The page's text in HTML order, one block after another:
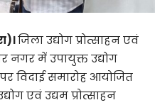
जिला उद्योग प्रोत्साहन एवं
नगर में उपायुक्त उद्योग
विदाई समारोह आयोजित
एवं उद्यम प्रोत्साहन